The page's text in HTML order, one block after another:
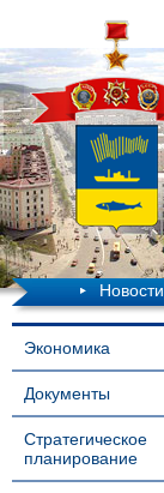
Новости
Экономика
Документы
Стратегическое
планирование